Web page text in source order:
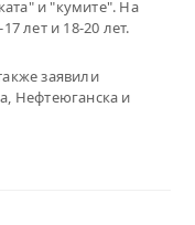
и "кумите". На
лет и 18-20 лет.
заявили
Нефтеюганска и